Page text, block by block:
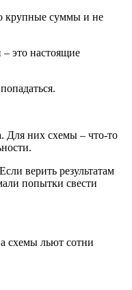
крупные суммы и не
это настоящие
Для них схемы – что-то
верить результатам
попытки свести
схемы льют сотни